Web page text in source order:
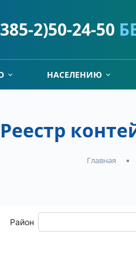
2)50-24-50
НАСЕЛЕНИЮ
Реестр
Главная